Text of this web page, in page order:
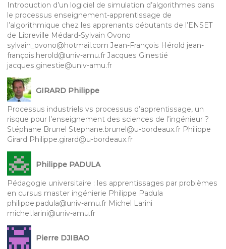
Introduction d’un logiciel de simulation d’algorithmes dans
le processus enseignement-apprentissage de
l’algorithmique chez les apprenants débutants de l’ENSET
de Libreville Médard-Sylvain Ovono
sylvain_ovono@hotmail.com Jean-François Hérold jean-
françois.herold@univ-amu.fr Jacques Ginestié
jacques.ginestie@univ-amu.fr
GIRARD Philippe
Processus industriels vs processus d’apprentissage, un
risque pour l’enseignement des sciences de l’ingénieur ?
Stéphane Brunel Stephane.brunel@u-bordeaux.fr Philippe
Girard Philippe.girard@u-bordeaux.fr
Philippe PADULA
Pédagogie universitaire : les apprentissages par problèmes
en cursus master ingénierie Philippe Padula
philippe.padula@univ-amu.fr Michel Larini
michel.larini@univ-amu.fr
Pierre DJIBAO